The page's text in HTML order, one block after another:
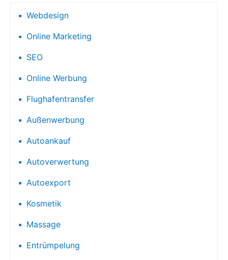
Webdesign
Online Marketing
SEO
Online Werbung
Flughafentransfer
Außenwerbung
Autoankauf
Autoverwertung
Autoexport
Kosmetik
Massage
Entrümpelung